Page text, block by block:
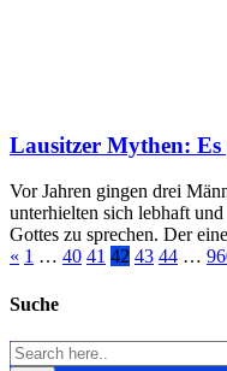
Lausitzer Mythen:
Vor Jahren gingen drei
unterhielten sich lebhaft
Gottes zu sprechen. Der
« 1 … 40 41 42 43 44 …
Suche